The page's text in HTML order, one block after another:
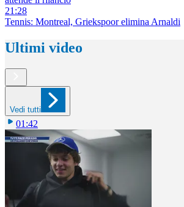
21:28
Tennis: Montreal, Griekspoor elimina Arnaldi
Ultimi video
Vedi tutti
01:42